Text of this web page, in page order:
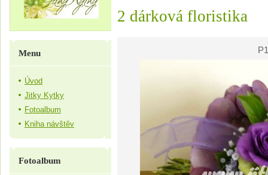
2 dárková floristika
Menu
Úvod
Jitky Kytky
Fotoalbum
Kniha návštěv
Fotoalbum